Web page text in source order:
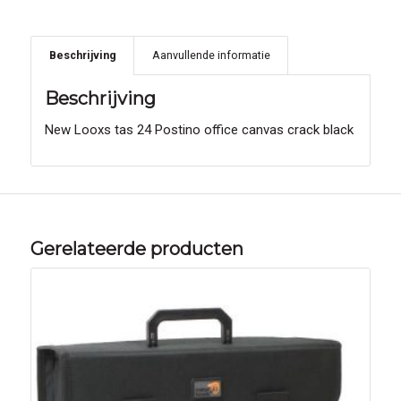
Beschrijving Aanvullende informatie
Beschrijving
New Looxs tas 24 Postino office canvas crack black
Gerelateerde producten